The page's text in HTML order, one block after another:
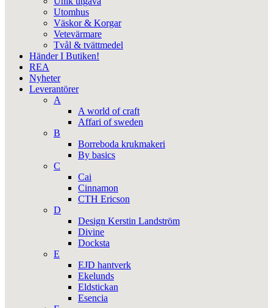
Utomhus
Väskor & Korgar
Vetevärmare
Tvål & tvättmedel
Händer I Butiken!
REA
Nyheter
Leverantörer
A
A world of craft
Affari of sweden
B
Borreboda krukmakeri
By basics
C
Cai
Cinnamon
CTH Ericson
D
Design Kerstin Landström
Divine
Docksta
E
EJD hantverk
Ekelunds
Eldstickan
Esencia